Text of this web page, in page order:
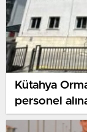
Kütahya
personel